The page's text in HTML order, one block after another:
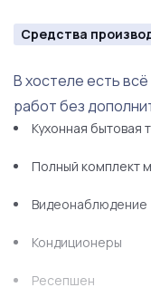
Средства
В хостеле есть
работ без
Кухонная бытовая
Полный комплект
Видеонаблюдение
Кондиционеры
Ресепшен